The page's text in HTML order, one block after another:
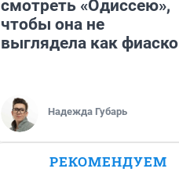
смотреть «Одиссею»,
чтобы она не
выглядела как фиаско
Надежда Губарь
РЕКОМЕНДУЕМ